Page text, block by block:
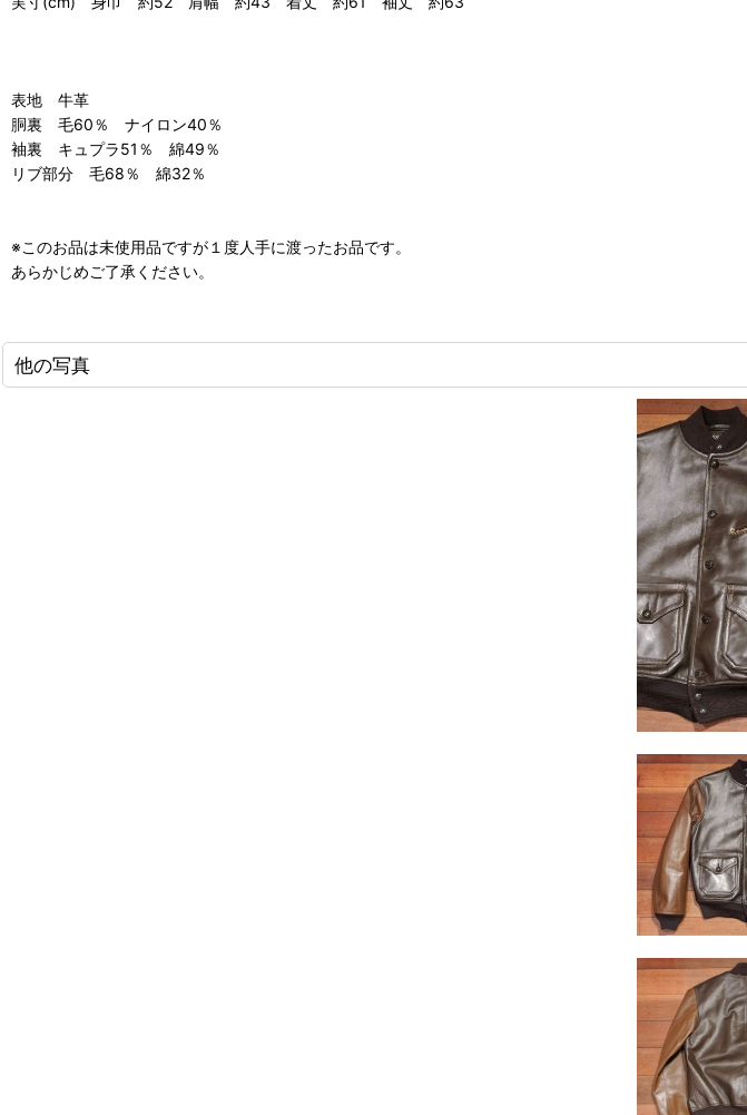
表地 牛革
胴裏 毛60％ ナイロン40％
袖裏 キュプラ51％ 綿49％
リブ部分 毛68％ 綿32％
※このお品は未使用品ですが１度人手に渡ったお品です。
あらかじめご了承ください。
他の写真